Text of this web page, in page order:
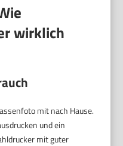
wirklich
mit nach Hause.
und ein
mit guter